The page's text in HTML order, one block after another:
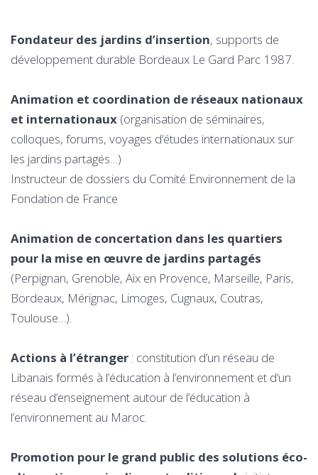
Fondateur des jardins d’insertion, supports de
développement durable Bordeaux Le Gard Parc 1987.
Animation et coordination de réseaux nationaux
et internationaux (organisation de séminaires,
colloques, forums, voyages d’études internationaux sur
les jardins partagés…)
Instructeur de dossiers du Comité Environnement de la
Fondation de France
Animation de concertation dans les quartiers
pour la mise en œuvre de jardins partagés
(Perpignan, Grenoble, Aix en Provence, Marseille, Paris,
Bordeaux, Mérignac, Limoges, Cugnaux, Coutras,
Toulouse…).
Actions à l’étranger : constitution d’un réseau de
Libanais formés à l’éducation à l’environnement et d’un
réseau d’enseignement autour de l’éducation à
l’environnement au Maroc.
Promotion pour le grand public des solutions éco-